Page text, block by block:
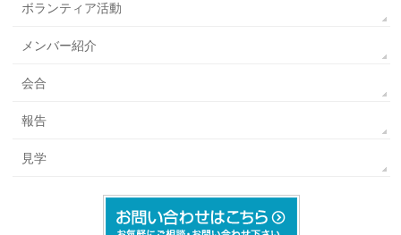
ボランティア活動
メンバー紹介
会合
報告
見学